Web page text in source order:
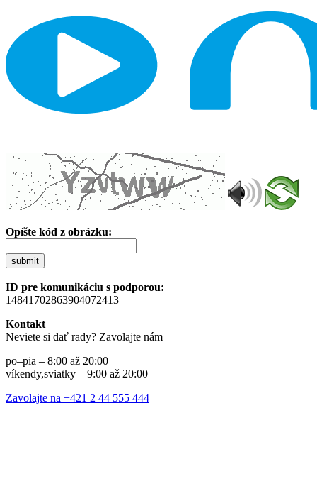
Opíšte kód z obrázku:
submit
ID pre komunikáciu s podporou:
14841702863904072413
Kontakt
Neviete si dať rady? Zavolajte nám
po–pia – 8:00 až 20:00
víkendy,sviatky – 9:00 až 20:00
Zavolajte na +421 2 44 555 444